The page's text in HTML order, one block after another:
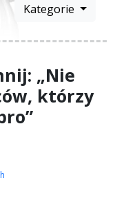
Kategorie
„Nie
którzy